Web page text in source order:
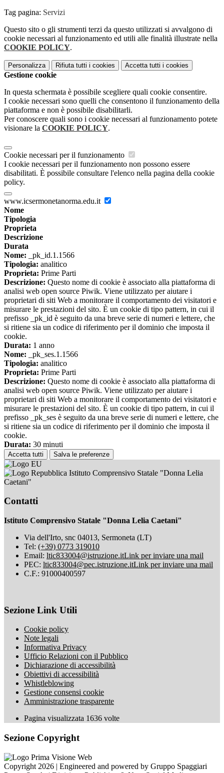
Tag pagina: Servizi
Questo sito o gli strumenti terzi da questo utilizzati si avvalgono di
cookie necessari al funzionamento ed utili alle finalità illustrate nella
COOKIE POLICY.
Personalizza Rifiuta tutti i cookies Accetta tutti i cookies
Gestione cookie
In questa schermata è possibile scegliere quali cookie consentire.
I cookie necessari sono quelli che consentono il funzionamento della
piattaforma e non è possibile disabilitarli.
Per conoscere quali sono i cookie necessari al funzionamento potete
visionare la COOKIE POLICY.
Cookie necessari per il funzionamento
I cookie necessari per il funzionamento non possono essere
disabilitati. È possibile consultare l'elenco nella pagina della cookie
policy.
www.icsermonetanorma.edu.it
Nome
Tipologia
Proprieta
Descrizione
Durata
Nome: _pk_id.1.1566
Tipologia: analitico
Proprieta: Prime Parti
Descrizione: Questo nome di cookie è associato alla piattaforma di
analisi web open source Piwik. Viene utilizzato per aiutare i
proprietari di siti Web a monitorare il comportamento dei visitatori e
misurare le prestazioni del sito. È un cookie di tipo pattern, in cui il
prefisso _pk_id è seguito da una breve serie di numeri e lettere, che
si ritiene sia un codice di riferimento per il dominio che imposta il
cookie.
Durata: 1 anno
Nome: _pk_ses.1.1566
Tipologia: analitico
Proprieta: Prime Parti
Descrizione: Questo nome di cookie è associato alla piattaforma di
analisi web open source Piwik. Viene utilizzato per aiutare i
proprietari di siti Web a monitorare il comportamento dei visitatori e
misurare le prestazioni del sito. È un cookie di tipo pattern, in cui il
prefisso _pk_ses è seguito da una breve serie di numeri e lettere, che
si ritiene sia un codice di riferimento per il dominio che imposta il
cookie.
Durata: 30 minuti
Accetta tutti Salva le preferenze
Istituto Comprensivo Statale "Donna Lelia
Caetani"
Contatti
Istituto Comprensivo Statale "Donna Lelia Caetani"
Via dell'Irto, snc 04013, Sermoneta (LT)
Tel: (+39) 0773 319010
Email: ltic833004@istruzione.itLink per inviare una mail
PEC: ltic833004@pec.istruzione.itLink per inviare una mail
C.F.: 91000400597
Sezione Link Utili
Cookie policy
Note legali
Informativa Privacy
Ufficio Relazioni con il Pubblico
Dichiarazione di accessibilità
Obiettivi di accessibilità
Whistleblowing
Gestione consensi cookie
Amministrazione trasparente
Pagina visualizzata 1636 volte
Sezione Copyright
Copyright 2026 | Engineered and powered by Gruppo Spaggiari